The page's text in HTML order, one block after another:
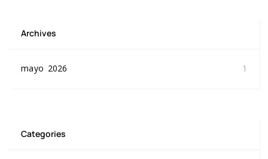
Archives
mayo 2026 1
Categories